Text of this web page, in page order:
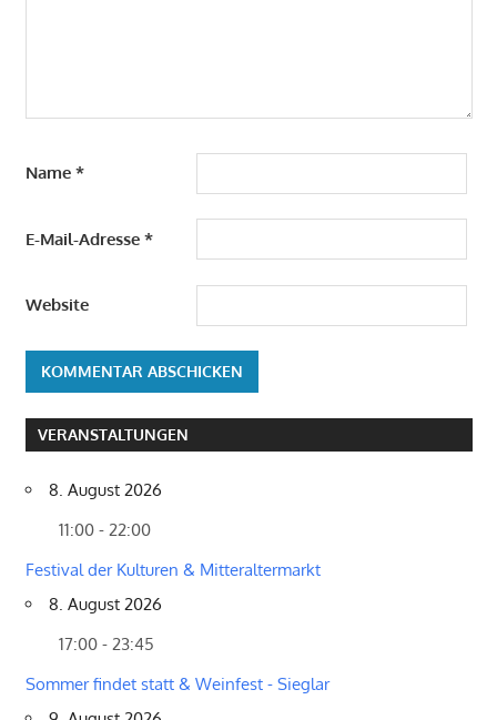
Name *
E-Mail-Adresse *
Website
VERANSTALTUNGEN
8. August 2026
11:00 - 22:00
Festival der Kulturen & Mitteraltermarkt
8. August 2026
17:00 - 23:45
Sommer findet statt & Weinfest - Sieglar